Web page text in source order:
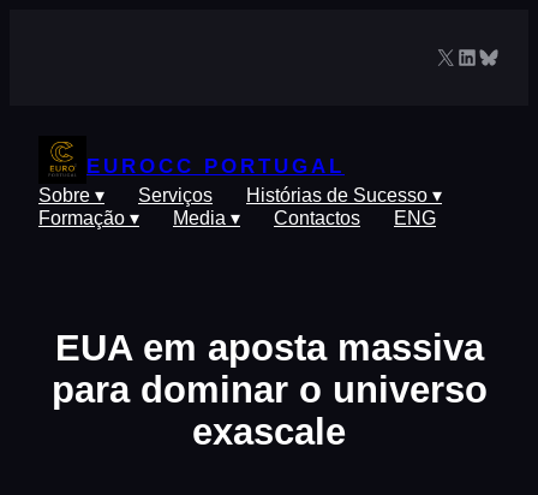
X LinkedIn
EUROCC PORTUGAL
Sobre ▾ Serviços
Histórias de Sucesso ▾
Formação ▾
Media ▾ Contactos ENG
EUA em aposta massiva
para dominar o universo
exascale